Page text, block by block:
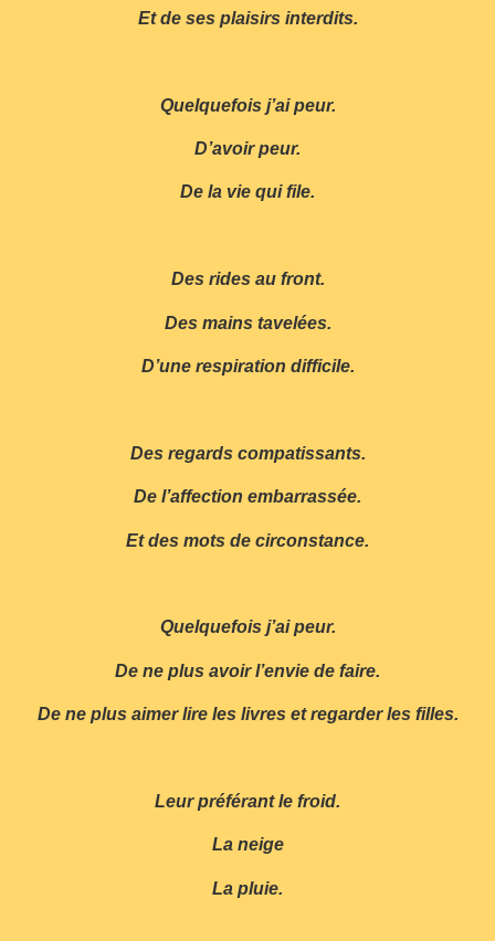
Et de ses plaisirs interdits.
Quelquefois j’ai peur.
D’avoir peur.
De la vie qui file.
Des rides au front.
Des mains tavelées.
D’une respiration difficile.
Des regards compatissants.
De l’affection embarrassée.
Et des mots de circonstance.
Quelquefois j’ai peur.
De ne plus avoir l’envie de faire.
De ne plus aimer lire les livres et regarder les filles.
Leur préférant le froid.
La neige
La pluie.